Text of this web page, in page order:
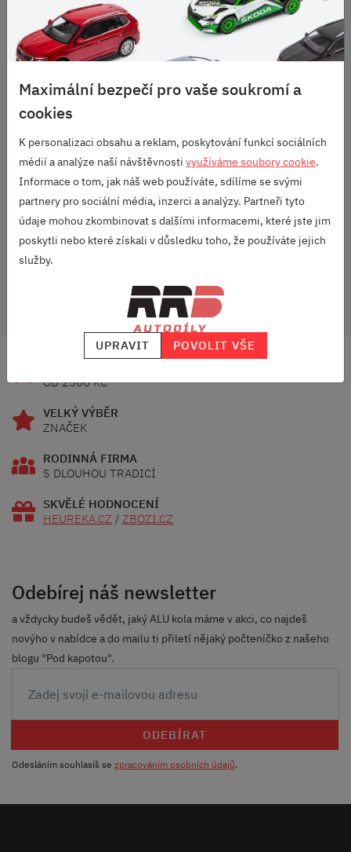
Hmotnost
1,5 kg
Pouze pro vozy s levostranným řízením s automatickou
převodovkou.
URČENO PRO:
Kodiaq (2016+)
Škoda Originální příslušenství
Parametry
OD 2500 KČ
VELKÝ VÝBĚR
ZNAČEK
RODINNÁ FIRMA
S DLOUHOU TRADICÍ
SKVĚLÉ HODNOCENÍ
HEUREKA.CZ / ZBOZI.CZ
Odebírej náš newsletter
a vždycky budeš vědět, jaký ALU kola máme v akci, co najdeš
novýho v nabídce a do mailu ti přiletí nějaký počteníčko z našeho
blogu "Pod kapotou".
ODEBÍRAT
Odesláním souhlasíš se zpracováním osobních údajů.
Maximální bezpečí pro vaše soukromí a
cookies
K personalizaci obsahu a reklam, poskytování funkcí sociálních
médií a analýze naší návštěvnosti využíváme soubory cookie.
Informace o tom, jak náš web používáte, sdílíme se svými
partnery pro sociální média, inzerci a analýzy. Partneři tyto
údaje mohou zkombinovat s dalšími informacemi, které jste jim
poskytli nebo které získali v důsledku toho, že používáte jejich
služby.
UPRAVIT POVOLIT VŠE